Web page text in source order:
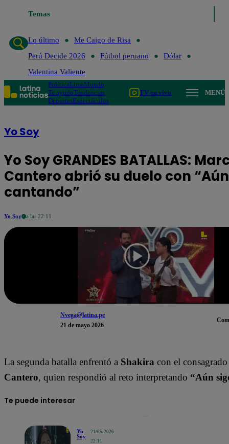
Temas
Lo último
Me Caigo de Risa
Perú Decide 2026
Fútbol peruano
Dólar
Valentina Valiente
PolíticaLimaMundo
Te ayudoTendencias
DeportesEspectáculos
TV en vivo MENÚ
Yo Soy
Yo Soy GRANDES BATALLAS:
Cantero abrió su duelo con
cantando”
Yo Soy a las 22:11
Nvega@latina.pe
21 de mayo 2026
La segunda batalla enfrentó a Shakira con el
Cantero, quien respondió al reto interpretando “Aún
Te puede interesar
Yo
Soy
21/05/2026
22:11